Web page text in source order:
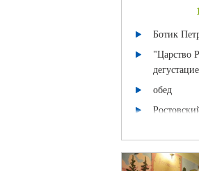
Ботик
"Царство
обед